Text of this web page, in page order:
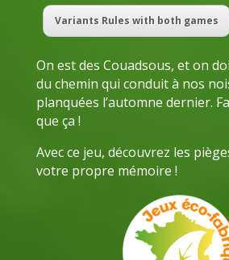
Variants Rules with both games
On est des Couadsous, et on
du chemin qui conduit à nos
planquées l’automne dernier.
que ça !
Avec ce jeu, découvrez les
votre propre mémoire !